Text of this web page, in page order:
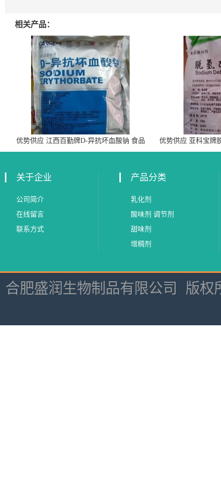
相关产品：
优势供应 江西百勤牌D-异抗坏血酸钠 食品
级抗氧化剂
优势供应 亚科宝牌
关于企业
公司简介
在线留言
联系方式
产品分类
乳化剂
酸味剂 调节剂
甜味剂
增稠剂
合肥盛润生物制品有限公司 版权